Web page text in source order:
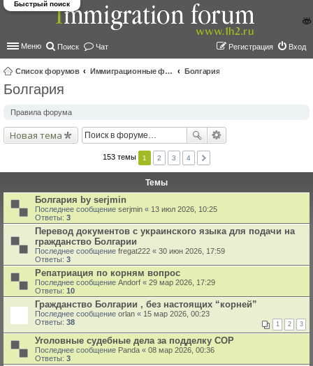
Меню Поиск Чат Вход
Регистрация
Список форумов Иммиграционные форумы | Immigration forums
Болгария
Быстрый поиск
Болгария
Правила форума
Новая тема
153 темы 1 2 3 4
Темы
Болгария by serjmin
Последнее сообщение serjmin « 13 июл 2026, 10:25
Ответы: 3
Перевод документов с украинского языка для подачи на
гражданство Болгарии
Последнее сообщение fregat222 « 30 июн 2026, 17:59
Ответы: 3
Репатриация по корням вопрос
Последнее сообщение Andorf « 29 мар 2026, 17:29
Ответы: 10
Гражданство Болгарии , без настоящих “корней”
Последнее сообщение orlan « 15 мар 2026, 00:23
Ответы: 38 1 2 3
Уголовные судебные дела за подделку СОР
Последнее сообщение Panda « 08 мар 2026, 00:36
Ответы: 3